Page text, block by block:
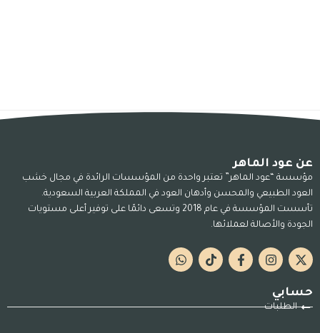
عن عود الماهر
مؤسسة “عود الماهر” تعتبر واحدة من المؤسسات الرائدة في مجال خشب
العود الطبيعي والمحسن وأدهان العود في المملكة العربية السعودية.
تأسست المؤسسة في عام 2018 وتسعى دائمًا على توفير أعلى مستويات
الجودة والأصالة لعملائها.
حسابي
الطلبات